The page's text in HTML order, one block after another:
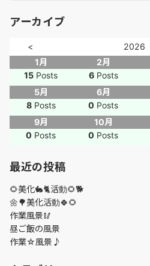
アーカイブ
< 2026
1月
15 Posts
2月
6 Posts
5月
8 Posts
6月
0 Posts
9月
0 Posts
10月
0 Posts
最近の投稿
🌻美化🐇🐈活動🌻🐕
🌼🌳美化活動🍀🌻
作業風景🥢
昼ご飯の風景
作業☆風景♪